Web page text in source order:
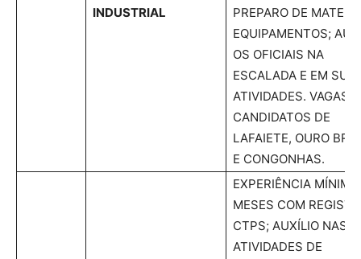
INDUSTRIAL
PREPARO DE
EQUIPAMENTOS;
OS OFICIAIS NA
ESCALADA E EM
ATIVIDADES. VAGAS
CANDIDATOS DE
LAFAIETE, OURO
E CONGONHAS.
EXPERIÊNCIA
MESES COM
CTPS; AUXÍLIO NAS
ATIVIDADES DE